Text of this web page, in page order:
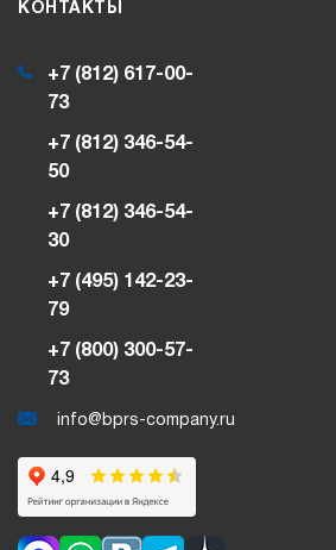
КОНТАКТЫ
+7 (812) 617-00-
73
+7 (812) 346-54-
50
+7 (812) 346-54-
30
+7 (495) 142-23-
79
+7 (800) 300-57-
73
info@bprs-company.ru